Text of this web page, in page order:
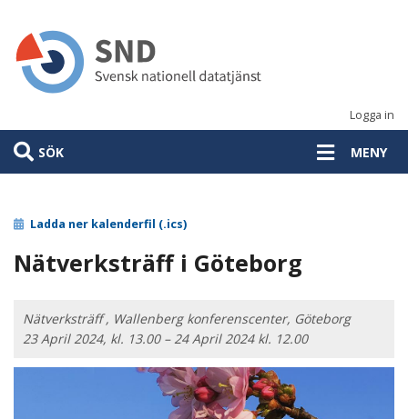
huvudinnehåll
Logga in
SÖK MENY
Ladda ner kalenderfil (.ics)
Nätverksträff i Göteborg
Nätverksträff , Wallenberg konferenscenter, Göteborg
23 April 2024, kl. 13.00 – 24 April 2024 kl. 12.00